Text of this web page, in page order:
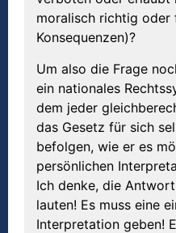
moralisch richtig oder
Konsequenzen)?
Um also die Frage
ein nationales
dem jeder
das Gesetz für sich
befolgen, wie er es
persönlichen
Ich denke, die
lauten! Es muss eine
Interpretation geben!